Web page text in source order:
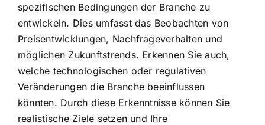
spezifischen Bedingungen der Branche zu
entwickeln. Dies umfasst das Beobachten von
Preisentwicklungen, Nachfrageverhalten und
möglichen Zukunftstrends. Erkennen Sie auch,
welche technologischen oder regulativen
Veränderungen die Branche beeinflussen
könnten. Durch diese Erkenntnisse können Sie
realistische Ziele setzen und Ihre